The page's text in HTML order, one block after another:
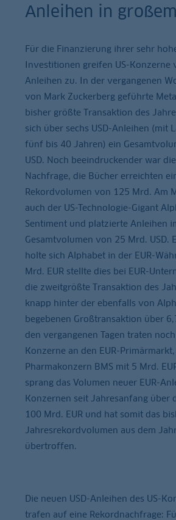
Anleihen in
Für die Finanzierung ihrer sehr
Investitionen greifen US-Konzerne
Anleihen zu. In der vergangenen
von Mark Zuckerberg geführte
bisher größte Transaktion des
sich über sechs USD-Anleihen (mit
fünf bis 40 Jahren) ein
USD. Noch beeindruckender war
Nachfrage, die Bücher erreichten
Rekordvolumen von 125 Mrd. Am
auch der US-Technologie-Gigant
Sentiment und platzierte Anleihen
Gesamtvolumen von 25 Mrd. USD.
holte sich Alphabet in der EUR-
Mrd. EUR stellte dies bei EUR-
die zweitgrößte Transaktion des
knapp hinter der ebenfalls von
begebenen Großtransaktion über
den vergangenen Tagen traten
Konzerne an den EUR-
Pharmakonzern BMS mit 5 Mrd.
sprang das Volumen neuer EUR-
Konzernen seit Jahresanfang über
100 Mrd. EUR und hat somit das
Jahresrekordvolumen aus dem
übertroffen.
Die neuen USD-Anleihen des US-
trafen auf eine Rekordnachfrage: